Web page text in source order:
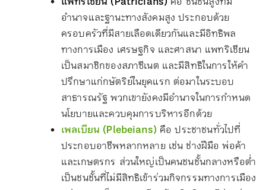
อำนาจและฐานะทางสังคมสูง ประกอบด้วย
ครอบครัวที่มีสายเลือดเดียวกันและมีอิทธิพล
ทางการเมือง เศรษฐกิจ และศาสนา แพทริเชียน
เป็นสมาชิกของสภาซีเนต และมีสิทธิในการให้คำ
ปรึกษาแก่กษัตริย์ในยุคแรก ต่อมาในระบอบ
สาธารณรัฐ พวกเขายังคงมีอำนาจในการกำหนด
นโยบายและควบคุมการบริหารอีกด้วย
เพลเบียน (Plebeians)คือ ประชาชนทั่วไปที่
ประกอบอาชีพหลากหลาย เช่น ช่างฝีมือ พ่อค้า
และเกษตรกร ส่วนใหญ่เป็นคนชนชั้นกลางหรือต่ำ
เป็นชนชั้นที่ไม่มีสิทธิเข้าร่วมกิจกรรมทางการเมือง